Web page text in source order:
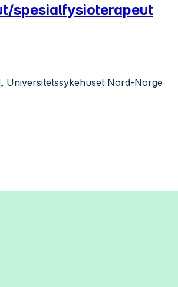
spesialfysioterapeut
Universitetssykehuset Nord-Norge